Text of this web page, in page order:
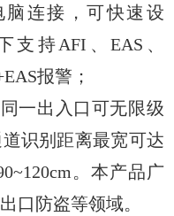
脑连接，可快速设
持AFI、EAS、
报警；
一出入口可无限级
识别距离最宽可达
。本产品广
口防盗等领域。